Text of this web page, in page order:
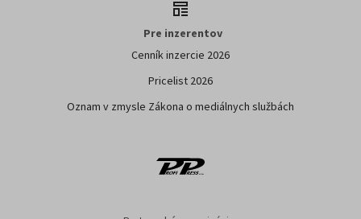
Pre inzerentov
Cenník inzercie 2026
Pricelist 2026
Oznam v zmysle Zákona o mediálnych službách